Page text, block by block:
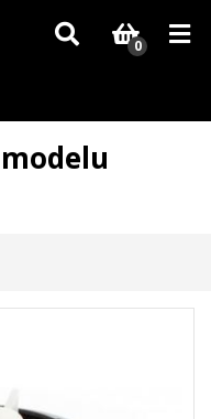
dílů, které nejsou skladem,
0